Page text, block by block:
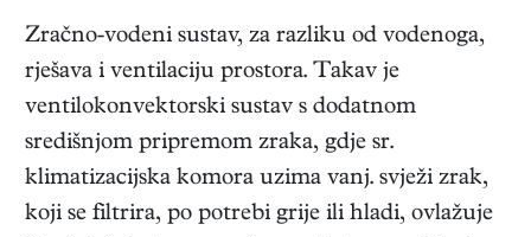
Zračno-vodeni sustav, za razliku od vodenoga,
rješava i ventilaciju prostora. Takav je
ventilokonvektorski sustav s dodatnom
središnjom pripremom zraka, gdje sr.
klimatizacijska komora uzima vanj. svježi zrak,
koji se filtrira, po potrebi grije ili hladi, ovlažuje